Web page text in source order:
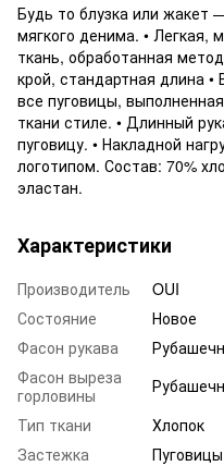
Будь то блузка или жакет
мягкого денима. • Легкая,
ткань, обработанная
крой, стандартная длина •
все пуговицы,
ткани стиле. • Длинный
пуговицу. • Накладной
логотипом. Состав: 70%
эластан.
Характеристики
Производитель
OUI
Состояние
Новое
Фасон рукава
Фасон выреза
горловины
Тип ткани
Хлопок
Застежка
Пуговицы